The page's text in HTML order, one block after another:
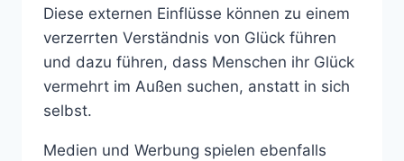
Diese externen Einflüsse können zu einem
verzerrten Verständnis von Glück führen
und dazu führen, dass Menschen ihr Glück
vermehrt im Außen suchen, anstatt in sich
selbst.
Medien und Werbung spielen ebenfalls